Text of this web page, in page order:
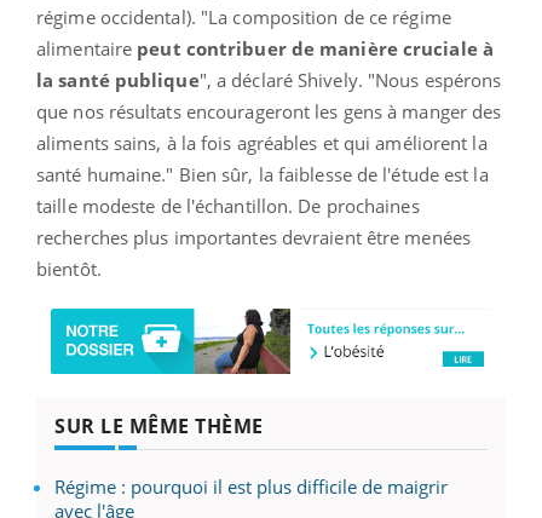
régime occidental). "La composition de ce régime
alimentaire peut contribuer de manière cruciale à
la santé publique", a déclaré Shively. "Nous espérons
que nos résultats encourageront les gens à manger des
aliments sains, à la fois agréables et qui améliorent la
santé humaine." Bien sûr, la faiblesse de l'étude est la
taille modeste de l'échantillon. De prochaines
recherches plus importantes devraient être menées
bientôt.
SUR LE MÊME THÈME
Régime : pourquoi il est plus difficile de maigrir
avec l'âge